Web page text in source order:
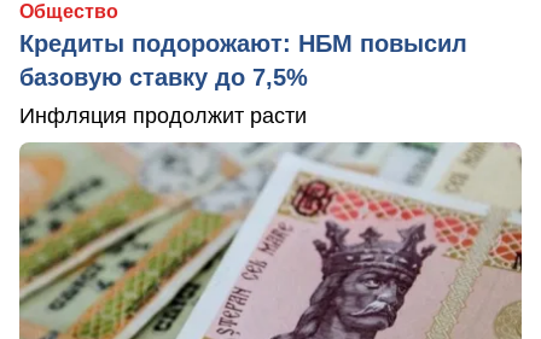
Общество
Кредиты подорожают: НБМ повысил
базовую ставку до 7,5%
Инфляция продолжит расти